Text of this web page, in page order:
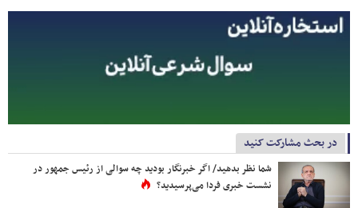
در بحث مشارکت کنید
شما نظر بدهید/ اگر خبرنگار بودید چه سوالی از رئیس جمهور در
نشست خبری فردا می‌پرسیدید؟